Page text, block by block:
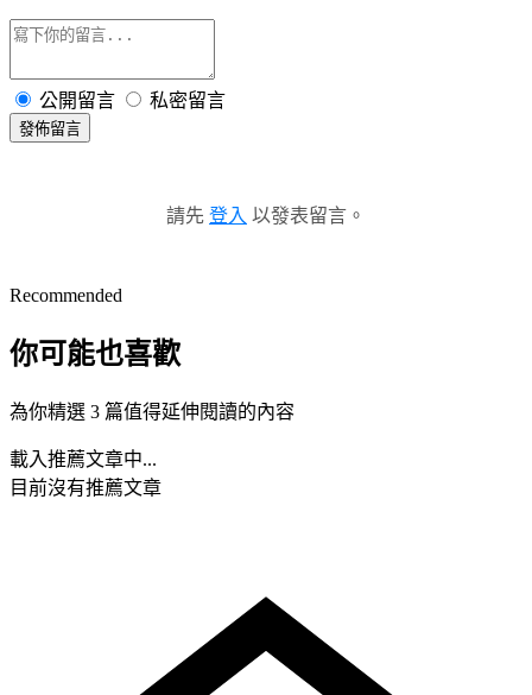
公開留言 私密留言
發佈留言
請先 登入 以發表留言。
Recommended
你可能也喜歡
為你精選 3 篇值得延伸閱讀的內容
載入推薦文章中...
目前沒有推薦文章